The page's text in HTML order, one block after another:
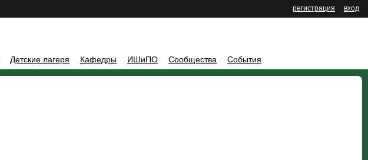
вход
регистрация
Детские лагеря Кафедры ИШиПО Сообщества События